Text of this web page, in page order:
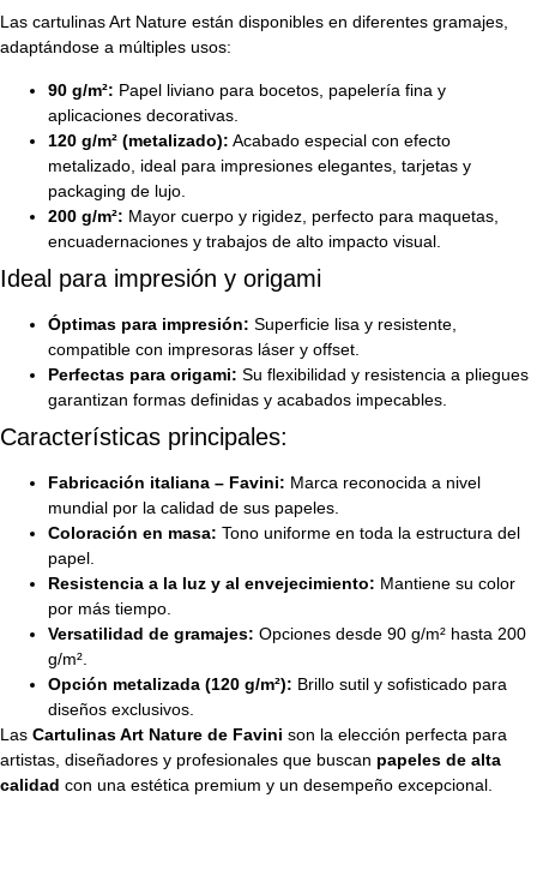
Las cartulinas Art Nature están disponibles en diferentes gramajes,
adaptándose a múltiples usos:
90 g/m²: Papel liviano para bocetos, papelería fina y
aplicaciones decorativas.
120 g/m² (metalizado): Acabado especial con efecto
metalizado, ideal para impresiones elegantes, tarjetas y
packaging de lujo.
200 g/m²: Mayor cuerpo y rigidez, perfecto para maquetas,
encuadernaciones y trabajos de alto impacto visual.
Ideal para impresión y origami
Óptimas para impresión: Superficie lisa y resistente,
compatible con impresoras láser y offset.
Perfectas para origami: Su flexibilidad y resistencia a pliegues
garantizan formas definidas y acabados impecables.
Características principales:
Fabricación italiana – Favini: Marca reconocida a nivel
mundial por la calidad de sus papeles.
Coloración en masa: Tono uniforme en toda la estructura del
papel.
Resistencia a la luz y al envejecimiento: Mantiene su color
por más tiempo.
Versatilidad de gramajes: Opciones desde 90 g/m² hasta 200
g/m².
Opción metalizada (120 g/m²): Brillo sutil y sofisticado para
diseños exclusivos.
Las Cartulinas Art Nature de Favini son la elección perfecta para
artistas, diseñadores y profesionales que buscan papeles de alta
calidad con una estética premium y un desempeño excepcional.